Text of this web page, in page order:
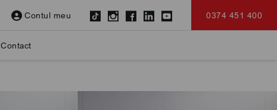
Contul meu 0374 451 400
Contact